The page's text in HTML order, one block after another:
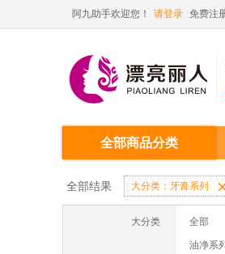
阿九助手欢迎您！ 请登录 免费注
全部商品分类
全部结果 大分类：牙膏系列
大分类 全部
油净系列